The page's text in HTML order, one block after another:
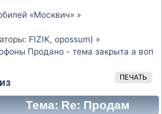
«Москвич» »
FIZIK, opossum) »
Продано - тема закрыта а
ПЕЧАТЬ
Тема: Re: Продам